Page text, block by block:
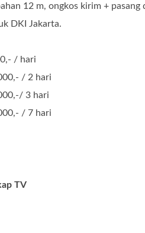
12 m, ongkos kirim + pasang
DKI Jakarta.
/ hari
/ 2 hari
3 hari
/ 7 hari
TV